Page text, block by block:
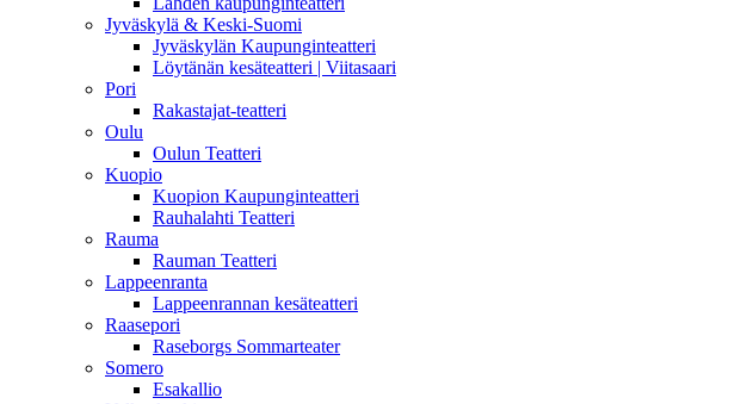
Jyväskylä & Keski-Suomi
Jyväskylän Kaupunginteatteri
Löytänän kesäteatteri | Viitasaari
Pori
Rakastajat-teatteri
Oulu
Oulun Teatteri
Kuopio
Kuopion Kaupunginteatteri
Rauhalahti Teatteri
Rauma
Rauman Teatteri
Lappeenranta
Lappeenrannan kesäteatteri
Raasepori
Raseborgs Sommarteater
Somero
Esakallio